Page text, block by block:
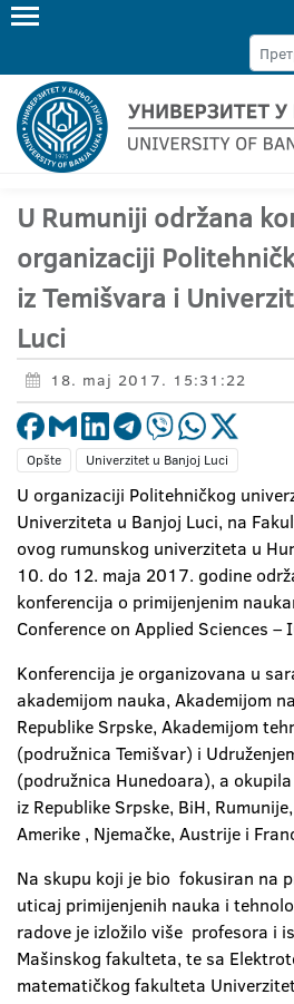
U Rumuniji održana
organizaciji
iz Temišvara i
Luci
18. maj 2017. 15:31:22
Opšte Univerzitet u Banjoj Luci
U organizaciji Politehničkog
Univerziteta u Banjoj Luci, na
ovog rumunskog univerziteta u
10. do 12. maja 2017. godine
konferencija o primijenjenim
Conference on Applied Sciences –
Konferencija je organizovana u
akademijom nauka, Akademijom
Republike Srpske, Akademijom
(podružnica Temišvar) i
(podružnica Hunedoara), a
iz Republike Srpske, BiH,
Amerike , Njemačke, Austrije i
Na skupu koji je bio fokusiran na
uticaj primijenjenih nauka i
radove je izložilo više profesora i
Mašinskog fakulteta, te sa
matematičkog fakulteta